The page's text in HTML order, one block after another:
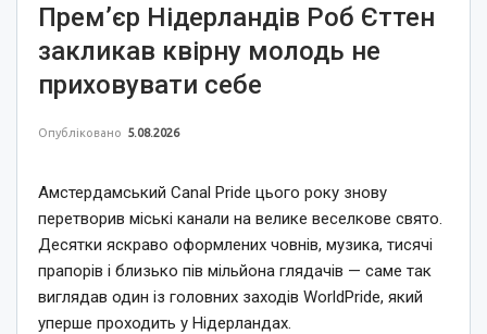
Прем’єр Нідерландів Роб Єттен
закликав квірну молодь не
приховувати себе
Опубліковано 5.08.2026
Амстердамський Canal Pride цього року знову
перетворив міські канали на велике веселкове свято.
Десятки яскраво оформлених човнів, музика, тисячі
прапорів і близько пів мільйона глядачів — саме так
виглядав один із головних заходів WorldPride, який
уперше проходить у Нідерландах.